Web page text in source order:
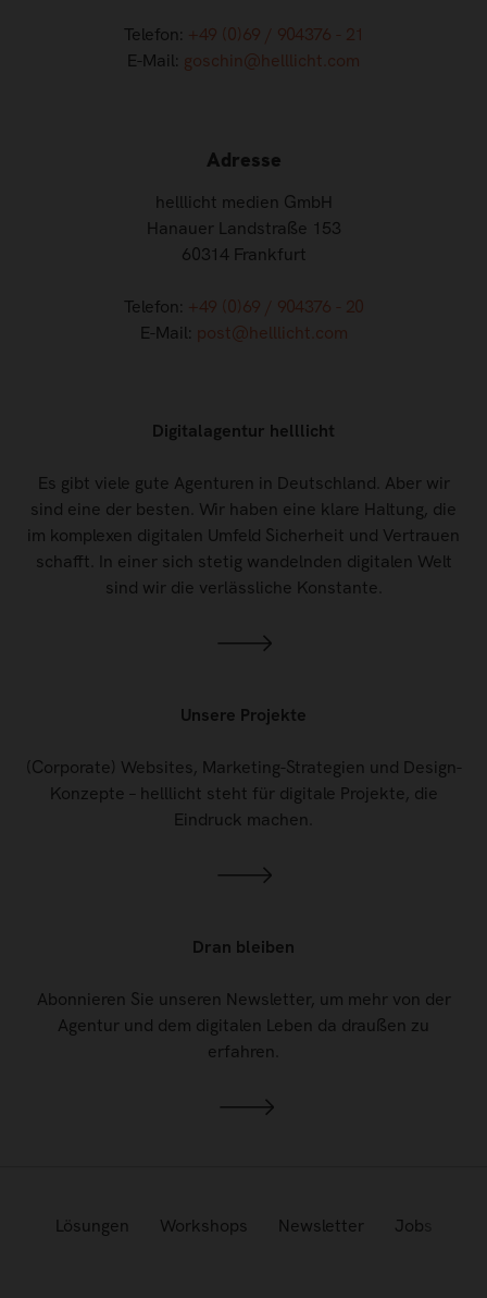
Telefon: +49 (0)69 / 904376 - 21
E-Mail: goschin@helllicht.com
Adresse
helllicht medien GmbH
Hanauer Landstraße 153
60314 Frankfurt
Telefon: +49 (0)69 / 904376 - 20
E-Mail: post@helllicht.com
Digitalagentur helllicht
Es gibt viele gute Agenturen in Deutschland. Aber wir
sind eine der besten. Wir haben eine klare Haltung, die
im komplexen digitalen Umfeld Sicherheit und Vertrauen
schafft. In einer sich stetig wandelnden digitalen Welt
sind wir die verlässliche Konstante.
Unsere Projekte
(Corporate) Websites, Marketing-Strategien und Design-
Konzepte – helllicht steht für digitale Projekte, die
Eindruck machen.
Dran bleiben
Abonnieren Sie unseren Newsletter, um mehr von der
Agentur und dem digitalen Leben da draußen zu
erfahren.
Lösungen Workshops Newsletter Jobs